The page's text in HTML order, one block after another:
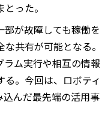
った。
が故障しても稼働を
共有が可能となる。
ム実行や相互の情報
。今回は、ロボティ
んだ最先端の活用事